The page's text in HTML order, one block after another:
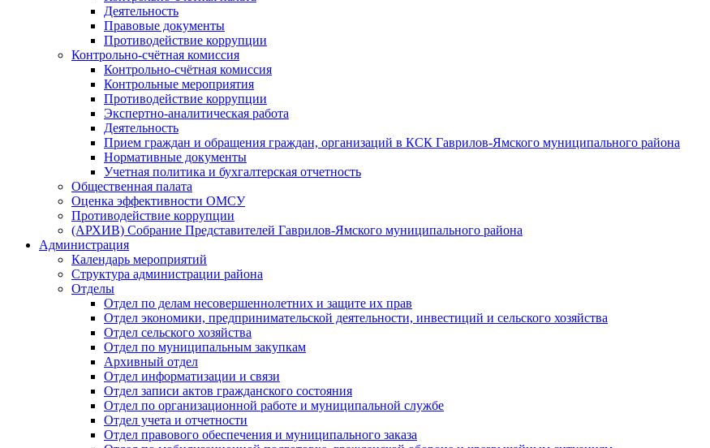
Деятельность
Правовые документы
Противодействие коррупции
Контрольно-счётная комиссия
Контрольно-счётная комиссия
Контрольные мероприятия
Противодействие коррупции
Экспертно-аналитическая работа
Деятельность
Прием граждан и обращения граждан, организаций в КСК Гаврилов-Ямского муниципального района
Нормативные документы
Учетная политика и бухгалтерская отчетность
Общественная палата
Оценка эффективности ОМСУ
Противодействие коррупции
(АРХИВ) Собрание Представителей Гаврилов-Ямского муниципального района
Администрация
Календарь мероприятий
Структура администрации района
Отделы
Отдел по делам несовершеннолетних и защите их прав
Отдел экономики, предпринимательской деятельности, инвестиций и сельского хозяйства
Отдел сельского хозяйства
Отдел по муниципальным закупкам
Архивный отдел
Отдел информатизации и связи
Отдел записи актов гражданского состояния
Отдел по организационной работе и муниципальной службе
Отдел учета и отчетности
Отдел правового обеспечения и муниципального заказа